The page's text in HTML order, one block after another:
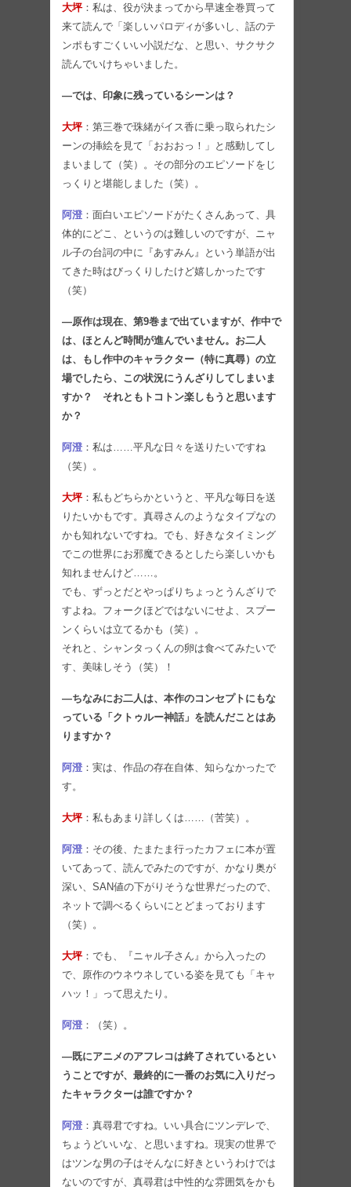
大坪：私は、役が決まってから早速全巻買って
来て読んで「楽しいパロディが多いし、話のテ
ンポもすごくいい小説だな、と思い、サクサク
読んでいけちゃいました。
―では、印象に残っているシーンは？
大坪：第三巻で珠緒がイス香に乗っ取られたシ
ーンの挿絵を見て「おおおっ！」と感動してし
まいまして（笑）。その部分のエピソードをじ
っくりと堪能しました（笑）。
阿澄 ：面白いエピソードがたくさんあって、具
体的にどこ、というのは難しいのですが、ニャ
ル子の台詞の中に『あすみん』という単語が出
てきた時はびっくりしたけど嬉しかったです
（笑）
―原作は現在、第9巻まで出ていますが、作中で
は、ほとんど時間が進んでいません。お二人
は、もし作中のキャラクター（特に真尋）の立
場でしたら、この状況にうんざりしてしまいま
すか？ それともトコトン楽しもうと思います
か？
阿澄 ：私は……平凡な日々を送りたいですね
（笑）。
大坪：私もどちらかというと、平凡な毎日を送
りたいかもです。真尋さんのようなタイプなの
かも知れないですね。でも、好きなタイミング
でこの世界にお邪魔できるとしたら楽しいかも
知れませんけど……。
でも、ずっとだとやっぱりちょっとうんざりで
すよね。フォークほどではないにせよ、スプー
ンくらいは立てるかも（笑）。
それと、シャンタっくんの卵は食べてみたいで
す、美味しそう（笑）！
―ちなみにお二人は、本作のコンセプトにもな
っている「クトゥルー神話」を読んだことはあ
りますか？
阿澄 ：実は、作品の存在自体、知らなかったで
す。
大坪：私もあまり詳しくは……（苦笑）。
阿澄 ：その後、たまたま行ったカフェに本が置
いてあって、読んでみたのですが、かなり奥が
深い、SAN値の下がりそうな世界だったので、
ネットで調べるくらいにとどまっております
（笑）。
大坪：でも、『ニャル子さん』から入ったの
で、原作のウネウネしている姿を見ても「キャ
ハッ！」って思えたり。
阿澄 ：（笑）。
―既にアニメのアフレコは終了されているとい
うことですが、最終的に一番のお気に入りだっ
たキャラクターは誰ですか？
阿澄 ：真尋君ですね。いい具合にツンデレで、
ちょうどいいな、と思いますね。現実の世界で
はツンな男の子はそんなに好きというわけでは
ないのですが、真尋君は中性的な雰囲気をかも